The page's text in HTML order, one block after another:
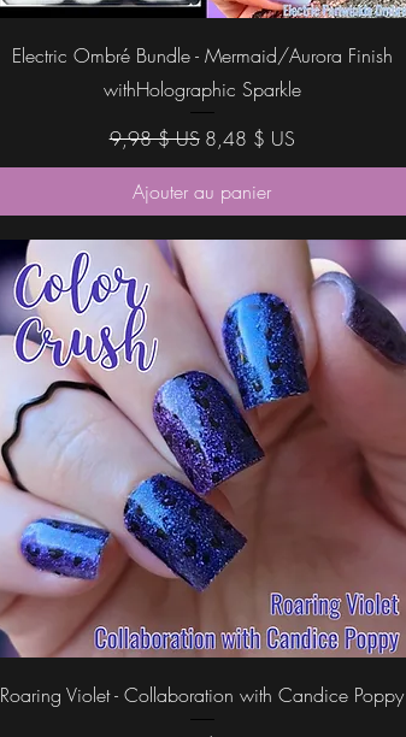
Aperçu rapide
Electric Ombré Bundle - Mermaid/Aurora Finish
withHolographic Sparkle
Prix original
9,98 $ US Prix promotionnel
8,48 $ US
Ajouter au panier
Aperçu rapide
Roaring Violet - Collaboration with Candice Poppy